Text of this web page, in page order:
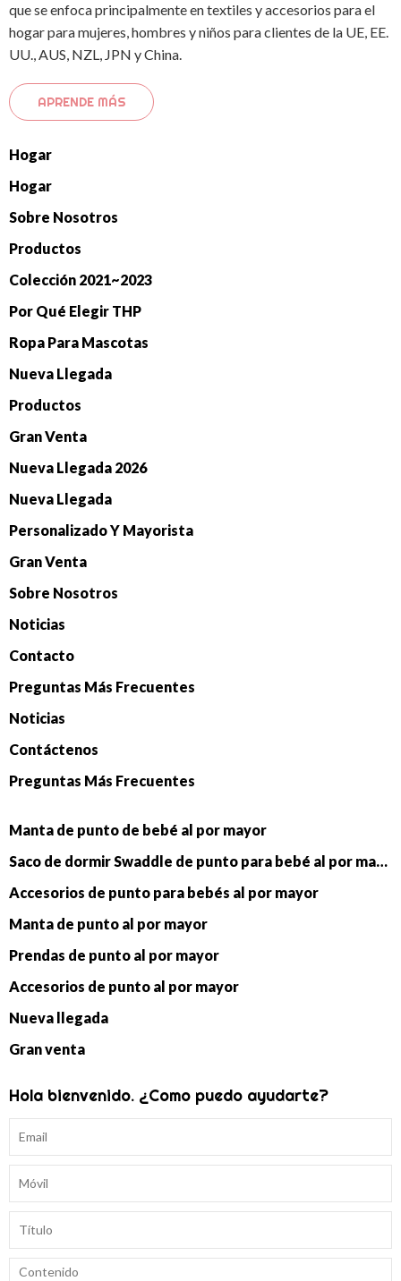
que se enfoca principalmente en textiles y accesorios para el
hogar para mujeres, hombres y niños para clientes de la UE, EE.
UU., AUS, NZL, JPN y China.
APRENDE MÁS
Hogar
Hogar
Sobre Nosotros
Productos
Colección 2021~2023
Por Qué Elegir THP
Ropa Para Mascotas
Nueva Llegada
Productos
Gran Venta
Nueva Llegada 2026
Nueva Llegada
Personalizado Y Mayorista
Gran Venta
Sobre Nosotros
Noticias
Contacto
Preguntas Más Frecuentes
Noticias
Contáctenos
Preguntas Más Frecuentes
Manta de punto de bebé al por mayor
Saco de dormir Swaddle de punto para bebé al por mayor
Accesorios de punto para bebés al por mayor
Manta de punto al por mayor
Prendas de punto al por mayor
Accesorios de punto al por mayor
Nueva llegada
Gran venta
Hola bienvenido. ¿Como puedo ayudarte?